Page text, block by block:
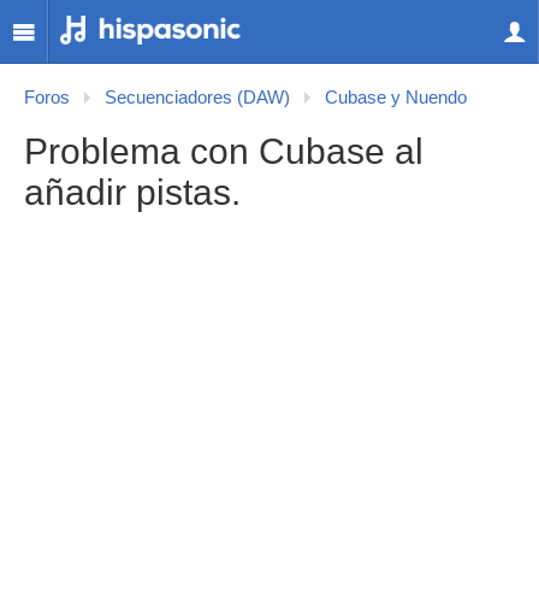
Foros Secuenciadores (DAW) Cubase y Nuendo
Problema con Cubase al
añadir pistas.